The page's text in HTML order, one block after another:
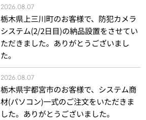
2026.08.07
栃木県上三川町のお客様で、防犯カメラ
システム(2/2日目)の納品設置をさせてい
ただきました。ありがとうございまし
た。
2026.08.07
栃木県宇都宮市のお客様で、システム商
材(パソコン)一式のご注文をいただきま
した。ありがとうございました。